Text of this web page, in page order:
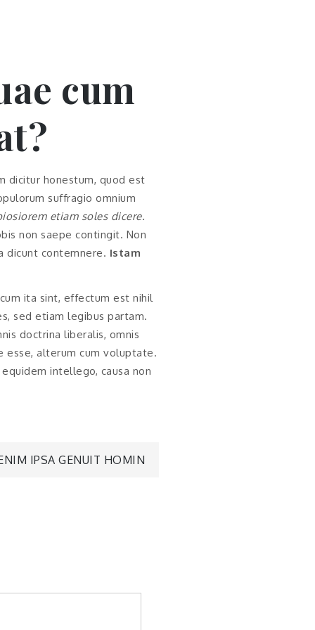
cum
dicitur honestum, quod est
suffragio omnium
etiam soles dicere.
non saepe contingit. Non
dicunt contemnere. Istam
ita sint, effectum est nihil
sed etiam legibus partam.
doctrina liberalis, omnis
esse, alterum cum voluptate.
intellego, causa non
IPSA GENUIT HOMIN